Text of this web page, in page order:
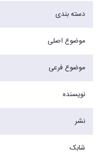
دسته بندی
موضوع اصلی
موضوع فرعی
نویسنده
نشر
شابک